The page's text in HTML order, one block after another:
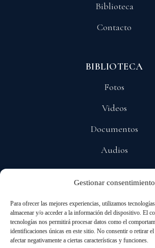
Gestionar consentimiento
Para ofrecer las mejores experiencias, utilizamos
almacenar y/o acceder a la información del dispositivo. El
tecnologías nos permitirá procesar datos como el
identificaciones únicas en este sitio. No consentir o retirar
afectar negativamente a ciertas características y funciones.
Biblioteca
Contacto
BIBLIOTECA
Fotos
Videos
Documentos
Audios
Privacidad
Protección De Datos